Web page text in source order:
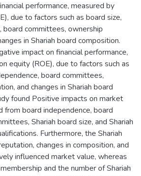
performance, measured by
due to factors such as board size,
board committees, ownership
in Shariah board composition.
impact on financial performance,
equity (ROE), due to factors such as
board committees,
and changes in Shariah board
found Positive impacts on market
board independence, board
Shariah board size, and Shariah
Furthermore, the Shariah
changes in composition, and
influenced market value, whereas
and the number of Shariah